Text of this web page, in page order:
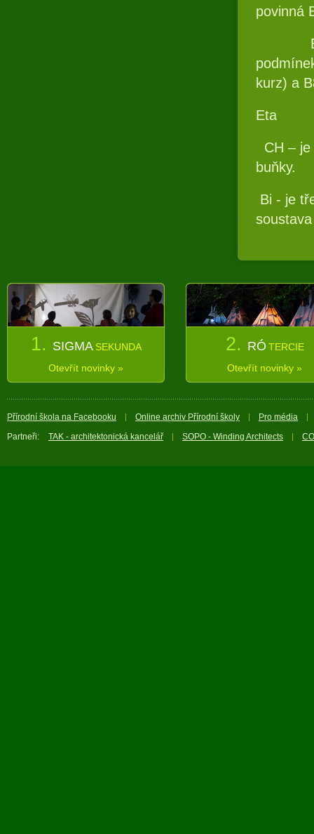
povinná
Bi –
kurz) a
Eta
CH –
buňky.
Bi - je
1. SIGMA SEKUNDA
Otevřít novinky »
2. RÓ TERCIE
Otevřít novinky »
Přírodní škola na Facebooku Online archiv Přírodní školy
Pro média
Partneři:
TAK - architektonická kancelář SOPO - Winding Architects